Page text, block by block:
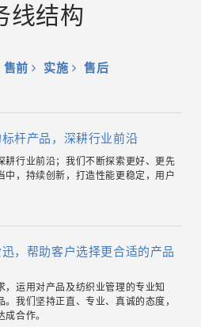
线结构
售前 实施 售后
杆产品，深耕行业前沿
耕行业前沿；我们不断探索更好、更先
中，持续创新，打造性能更稳定，用户
，帮助客户选择更合适的产品
，运用对产品及纺织业管理的专业知
我们坚持正直、专业、真诚的态度，
合作。